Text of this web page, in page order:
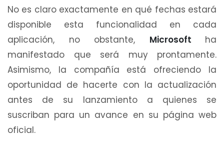
No es claro exactamente en qué fechas estará
disponible esta funcionalidad en cada
aplicación, no obstante, Microsoft ha
manifestado que será muy prontamente.
Asimismo, la compañía está ofreciendo la
oportunidad de hacerte con la actualización
antes de su lanzamiento a quienes se
suscriban para un avance en su página web
oficial.